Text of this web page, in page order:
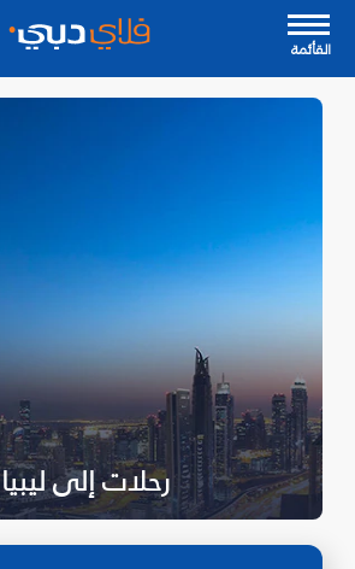
القأئمة
رحلات إلى ليبيا